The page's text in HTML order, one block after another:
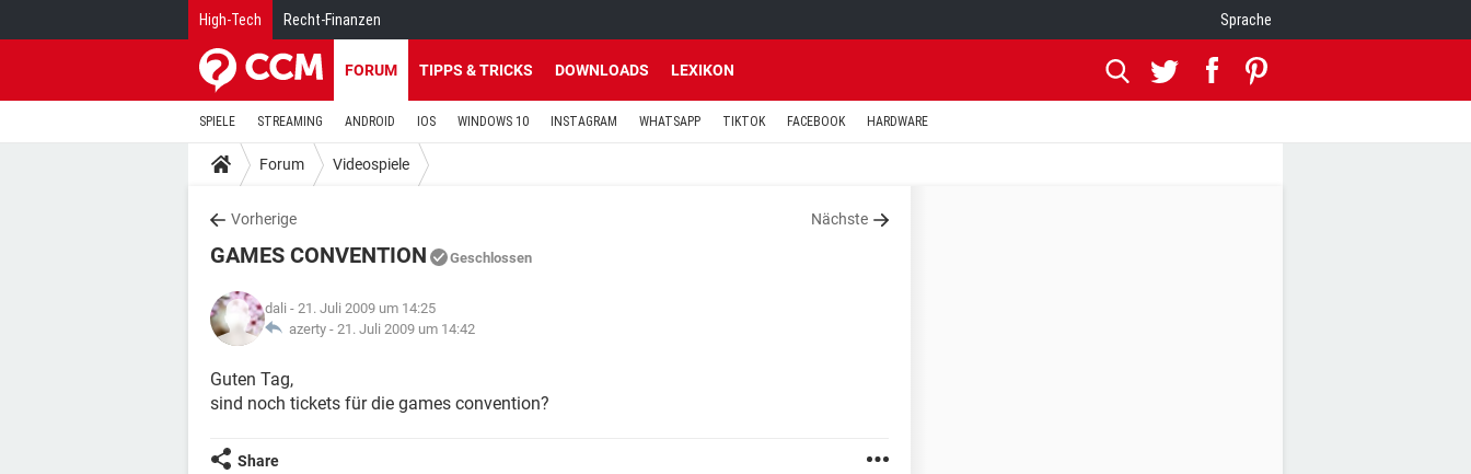
High-Tech Recht-Finanzen Sprache
FORUM TIPPS & TRICKS DOWNLOADS LEXIKON
SPIELE STREAMING ANDROID IOS WINDOWS 10 INSTAGRAM WHATSAPP TIKTOK FACEBOOK HARDWARE
Forum Videospiele
Vorherige Nächste
GAMES CONVENTION Geschlossen
dali - 21. Juli 2009 um 14:25
azerty - 21. Juli 2009 um 14:42
Guten Tag,
sind noch tickets für die games convention?
Share